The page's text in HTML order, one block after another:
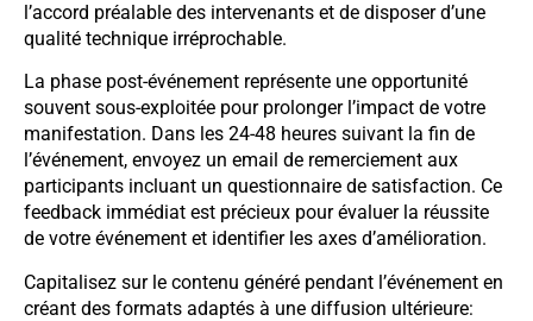
l’accord préalable des intervenants et de disposer d’une
qualité technique irréprochable.
La phase post-événement représente une opportunité
souvent sous-exploitée pour prolonger l’impact de votre
manifestation. Dans les 24-48 heures suivant la fin de
l’événement, envoyez un email de remerciement aux
participants incluant un questionnaire de satisfaction. Ce
feedback immédiat est précieux pour évaluer la réussite
de votre événement et identifier les axes d’amélioration.
Capitalisez sur le contenu généré pendant l’événement en
créant des formats adaptés à une diffusion ultérieure: